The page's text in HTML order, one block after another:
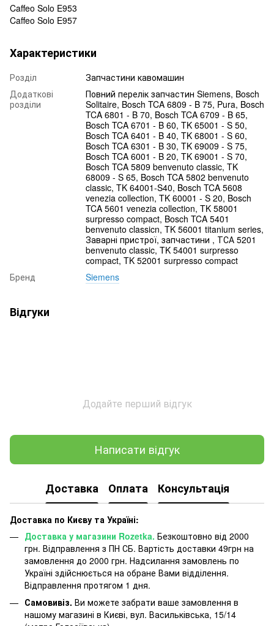
Caffeo Solo E953
Caffeo Solo E957
Характеристики
Розділ
Запчастини кавомашин
Додаткові
розділи
Повний перелік запчастин Siemens, Bosch
Solitaire, Bosch TCA 6809 - B 75, Pura, Bosch
TCA 6801 - B 70, Bosch TCA 6709 - B 65,
Bosch TCA 6701 - B 60, TK 65001 - S 50,
Bosch TCA 6401 - B 40, TK 68001 - S 60,
Bosch TCA 6301 - B 30, TK 69009 - S 75,
Bosch TCA 6001 - B 20, TK 69001 - S 70,
Bosch TCA 5809 benvenuto classic, TK
68009 - S 65, Bosch TCA 5802 benvenuto
classic, TK 64001-S40, Bosch TCA 5608
venezia collection, TK 60001 - S 20, Bosch
TCA 5601 venezia collection, TK 58001
surpresso compact, Bosch TCA 5401
benvenuto classicn, TK 56001 titanium series,
Заварні пристрої, запчастини , ТСА 5201
benvenuto classic, TK 54001 surpresso
compact, TK 52001 surpresso compact
Бренд
Siemens
Відгуки
Додайте перший відгук
Написати відгук
Доставка Оплата Консультація
Доставка по Києву та Україні:
Доставка у магазини Rozetka. Безкоштовно від 2000
грн. Відправлення з ПН СБ. Вартість доставки 49грн на
замовлення до 2000 грн. Надсилання замовлень по
Україні здійснюється на обране Вами відділення.
Відправлення протягом 1 дня.
Самовивіз. Ви можете забрати ваше замовлення в
нашому магазині в Києві, вул. Васильківська, 15/14